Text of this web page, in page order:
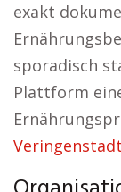
exakt
sporadisch
Plattform
Veringenstadt